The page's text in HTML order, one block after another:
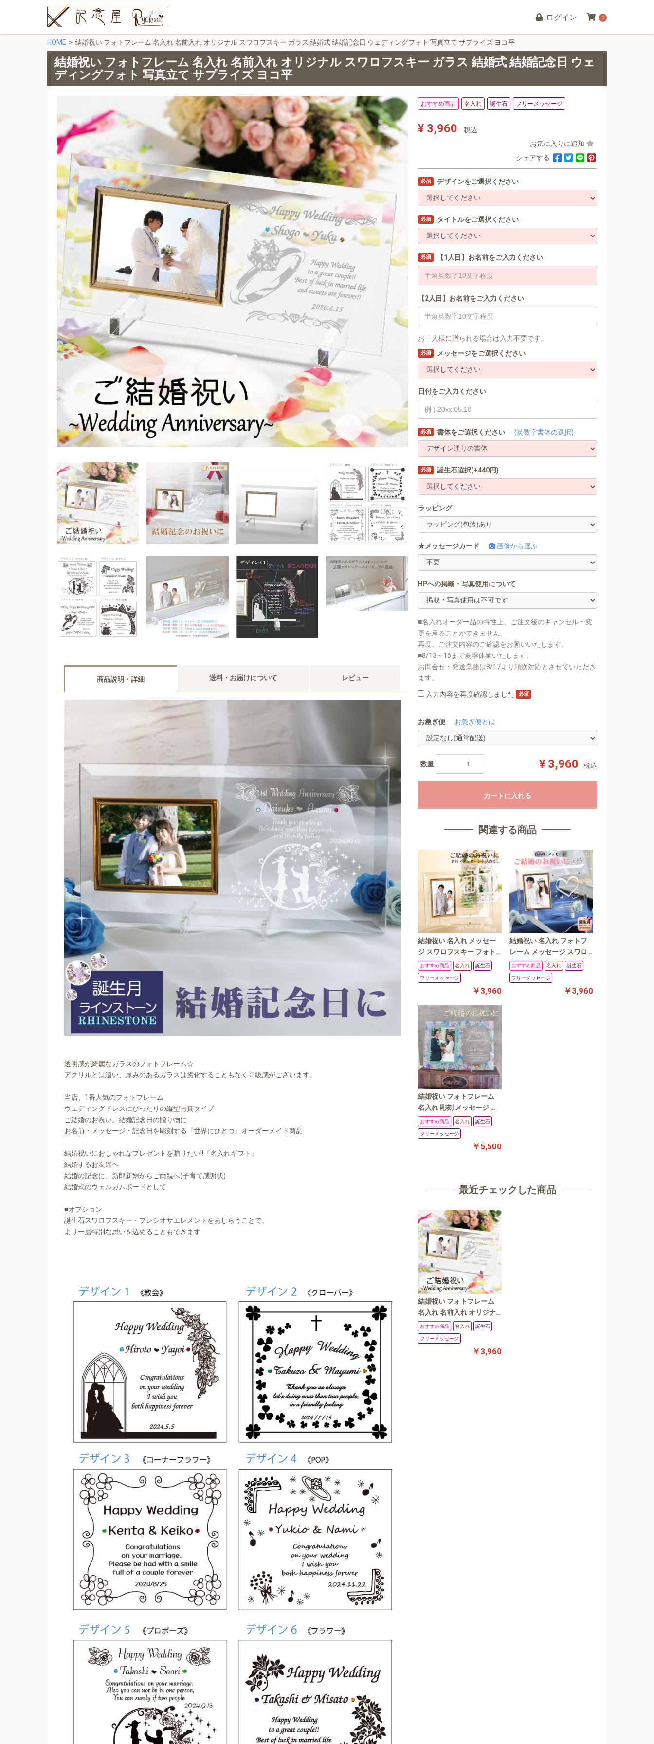
ログイン 0
HOME 結婚祝い フォトフレーム 名入れ 名前入れ オリジナル スワロフスキー ガラス 結婚式 結婚記念日 ウェディングフォト 写真立て サプライズ ヨコ平
結婚祝い フォトフレーム 名入れ 名前入れ オリジナル スワロフスキー ガラス 結婚式 結婚記念日 ウェ
ディングフォト 写真立て サプライズ ヨコ平
商品説明・詳細 送料・お届けについて レビュー
透明感が綺麗なガラスのフォトフレーム☆
アクリルとは違い、厚みのあるガラスは劣化することもなく高級感がございます。
当店、1番人気のフォトフレーム
ウェディングドレスにぴったりの縦型写真タイプ
ご結婚のお祝い。結婚記念日の贈り物に
お名前・メッセージ・記念日を彫刻する『世界にひとつ』オーダーメイド商品
結婚祝いにおしゃれなプレゼントを贈りたい!!『名入れギフト』
結婚するお友達へ
結婚の記念に、新郎新婦からご両親へ(子育て感謝状)
結婚式のウェルカムボードとして
■オプション
誕生石スワロフスキー・プレシオサエレメントをあしらうことで、
より一層特別な思いを込めることもできます
おすすめ商品 名入れ 誕生石 フリーメッセージ
¥ 3,960
税込
お気に入りに追加
シェアする
必須 デザインをご選択ください
必須 タイトルをご選択ください
必須 【1人目】お名前をご入力ください
【2人目】お名前をご入力ください
お一人様に贈られる場合は入力不要です。
必須 メッセージをご選択ください
日付をご入力ください
必須 書体をご選択ください (英数字書体の選択)
必須 誕生石選択(+440円)
ラッピング
★メッセージカード 画像から選ぶ
HPへの掲載・写真使用について
■名入れオーダー品の特性上、ご注文後のキャンセル・変
更を承ることができません。
再度、ご注文内容のご確認をお願いいたします。
■8/13～16まで夏季休業いたします。
お問合せ・発送業務は8/17より順次対応とさせていただき
ます。
入力内容を再度確認しました 必須
お急ぎ便 お急ぎ便とは
数量 ¥ 3,960 税込
カートに入れる
関連する商品
結婚祝い 名入れ メッセー
ジ スワロフスキー フォト
フレーム 写真立て ウェデ
ィング 結婚記念日 タテ曲
おすすめ商品 名入れ 誕生石
フリーメッセージ
￥3,960
結婚祝い 名入れ フォトフ
レーム メッセージ スワロ
フスキー 写真立て ウェデ
ィング 結婚記念日 タテ平
おすすめ商品 名入れ 誕生石
フリーメッセージ
￥3,960
結婚祝い フォトフレーム
名入れ 彫刻 メッセージ 写
真立て 《 ウェディングフ
ォト 結婚記念日 結婚祝い
ギフト 》カラーデザイン
記念品 名前入れ silk-we
おすすめ商品 名入れ 誕生石
フリーメッセージ
￥5,500
最近チェックした商品
結婚祝い フォトフレーム
名入れ 名前入れ オリジナ
ル スワロフスキー ガラス
結婚式 結婚記念日 ウェデ
ィングフォト 写真立て サ
おすすめ商品 名入れ 誕生石
フリーメッセージ
￥3,960